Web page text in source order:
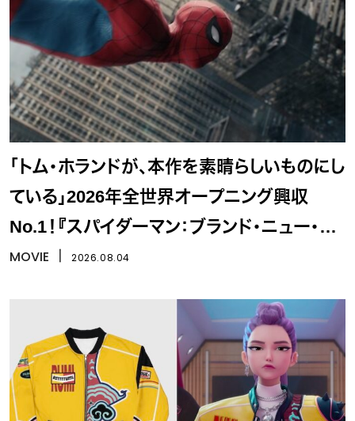
「トム・ホランドが、本作を素晴らしいものにし
ている」2026年全世界オープニング興収
No.1！『スパイダーマン：ブランド・ニュー・デ
イ』
MOVIE 2026.08.04